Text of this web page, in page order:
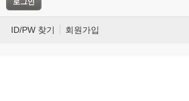
ID/PW 찾기 회원가입